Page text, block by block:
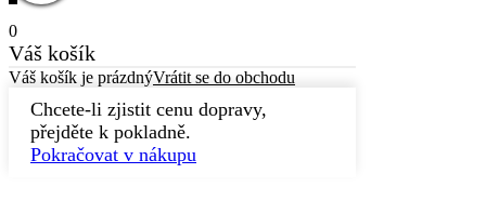
0
Váš košík
Váš košík je prázdnýVrátit se do obchodu
Chcete-li zjistit cenu dopravy,
přejděte k pokladně.
Pokračovat v nákupu